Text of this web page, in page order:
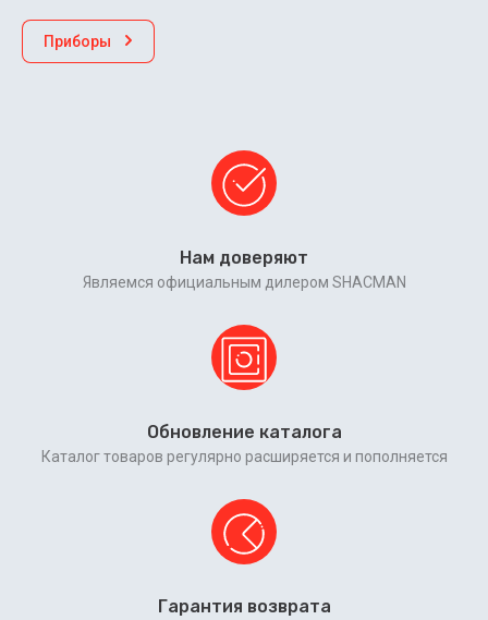
Приборы
Нам доверяют
Являемся официальным дилером SHACMAN
Обновление каталога
Каталог товаров регулярно расширяется и пополняется
Гарантия возврата